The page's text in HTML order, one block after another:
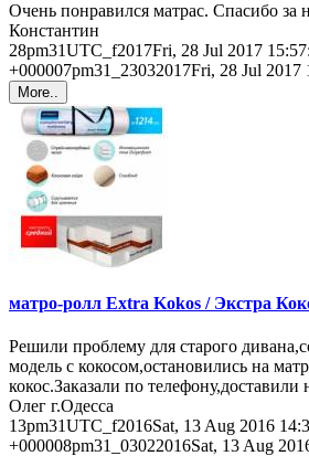
Очень понравился матрас. Спасибо за
Константин
28pm31UTC_f2017Fri, 28 Jul 2017
+000007pm31_23032017Fri, 28 Jul 2017
More..
матро-ролл Extra Kokos / Экстра
Решили проблему для старого
модель с кокосом,остановились на
кокос.Заказали по телефону,доставили
Олег г.Одесса
13pm31UTC_f2016Sat, 13 Aug 2016
+000008pm31_03022016Sat, 13 Aug